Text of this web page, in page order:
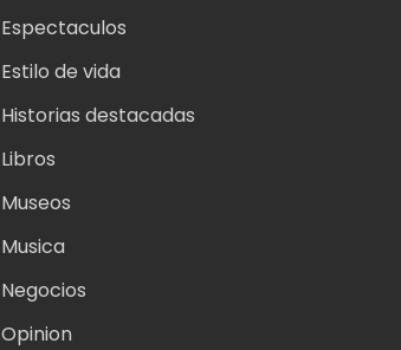
Espectaculos
Estilo de vida
Historias destacadas
Libros
Museos
Musica
Negocios
Opinion